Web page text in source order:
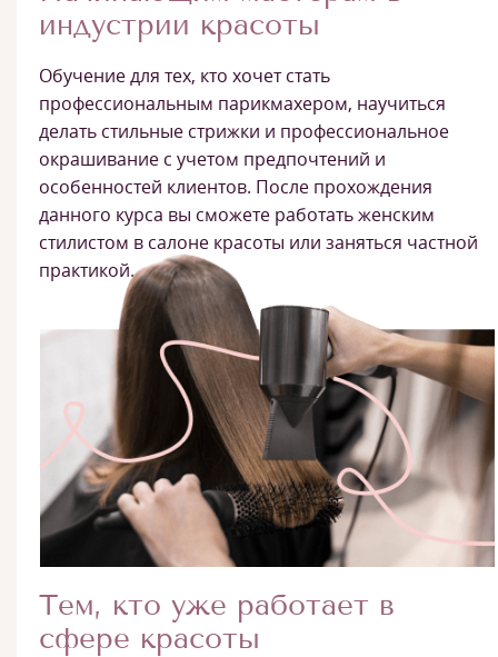
индустрии красоты
Обучение для тех, кто хочет стать
профессиональным парикмахером, научиться
делать стильные стрижки и профессиональное
окрашивание с учетом предпочтений и
особенностей клиентов. После прохождения
данного курса вы сможете работать женским
стилистом в салоне красоты или заняться частной
практикой.
Тем, кто уже работает в
сфере красоты